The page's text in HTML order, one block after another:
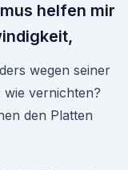
helfen mir
wegen seiner
vernichten?
den Platten